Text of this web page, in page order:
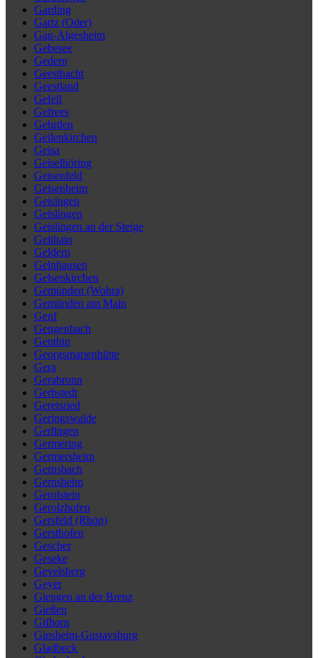
Garding
Gartz (Oder)
Gau-Algesheim
Gebesee
Gedern
Geesthacht
Geestland
Gefell
Gefrees
Gehrden
Geilenkirchen
Geisa
Geiselhöring
Geisenfeld
Geisenheim
Geisingen
Geislingen
Geislingen an der Steige
Geithain
Geldern
Gelnhausen
Gelsenkirchen
Gemünden (Wohra)
Gemünden am Main
Genf
Gengenbach
Genthin
Georgsmarienhütte
Gera
Gerabronn
Gerbstedt
Geretsried
Geringswalde
Gerlingen
Germering
Germersheim
Gernsbach
Gernsheim
Gerolstein
Gerolzhofen
Gersfeld (Rhön)
Gersthofen
Gescher
Geseke
Gevelsberg
Geyer
Giengen an der Brenz
Gießen
Gifhorn
Ginsheim-Gustavsburg
Gladbeck